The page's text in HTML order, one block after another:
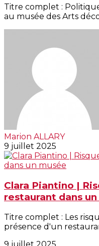
Titre complet :
au musée des Arts
Marion ALLARY
9 juillet 2025
Clara Piantino |
restaurant dans
Titre complet : Les
présence d'un